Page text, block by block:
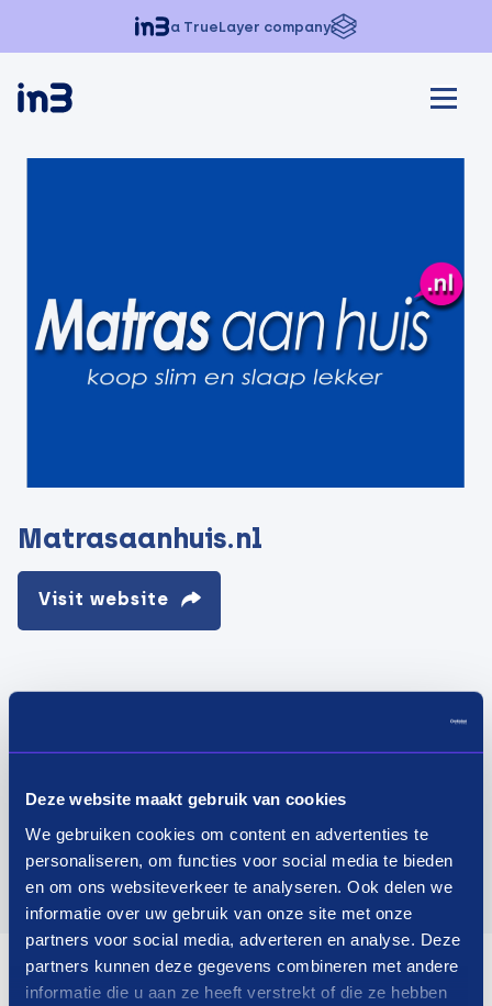
Deze website maakt gebruik van cookies
We gebruiken cookies om content en advertenties te
personaliseren, om functies voor social media te bieden
en om ons websiteverkeer te analyseren. Ook delen we
informatie over uw gebruik van onze site met onze
partners voor social media, adverteren en analyse. Deze
partners kunnen deze gegevens combineren met andere
informatie die u aan ze heeft verstrekt of die ze hebben
a TrueLayer company
Matrasaanhuis.nl
Visit website